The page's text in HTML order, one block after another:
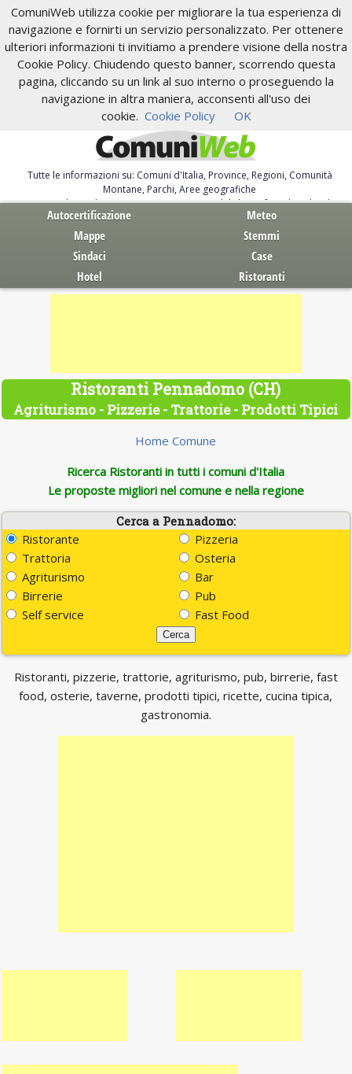
ComuniWeb utilizza cookie per migliorare la tua esperienza di
navigazione e fornirti un servizio personalizzato. Per ottenere
ulteriori informazioni ti invitiamo a prendere visione della nostra
Cookie Policy. Chiudendo questo banner, scorrendo questa
pagina, cliccando su un link al suo interno o proseguendo la
navigazione in altra maniera, acconsenti all'uso dei
cookie. Cookie Policy OK
Tutte le informazioni su: Comuni d'Italia, Province, Regioni, Comunità
Montane, Parchi, Aree geografiche
Servizi al Cittadino. Autocertificazione, moduli, leggi, free download
Autocertificazione
Meteo
Mappe
Stemmi
Sindaci
Case
Hotel
Ristoranti
Ristoranti Pennadomo (CH)
Agriturismo - Pizzerie - Trattorie - Prodotti Tipici
Home Comune
Ricerca Ristoranti in tutti i comuni d'Italia
Le proposte migliori nel comune e nella regione
Cerca a Pennadomo:
Ristorante
Pizzeria
Trattoria
Osteria
Agriturismo
Bar
Birrerie
Pub
Self service
Fast Food
Ristoranti, pizzerie, trattorie, agriturismo, pub, birrerie, fast
food, osterie, taverne, prodotti tipici, ricette, cucina tipica,
gastronomia.